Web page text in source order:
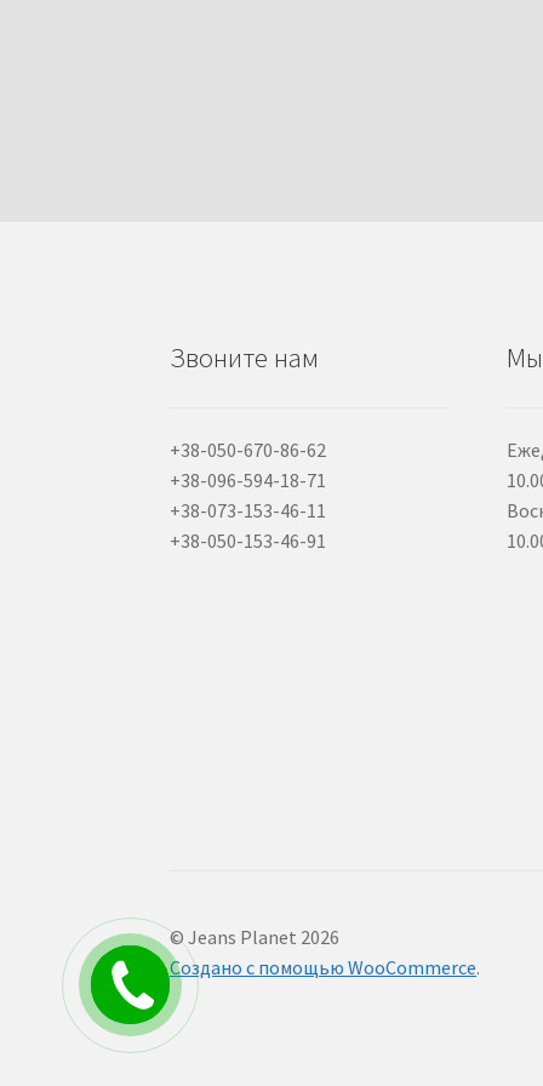
Звоните нам
+38-050-670-86-62
+38-096-594-18-71
+38-073-153-46-11
+38-050-153-46-91
© Jeans Planet 2026
Создано с помощью WooCommerce.
Заказать
звонок